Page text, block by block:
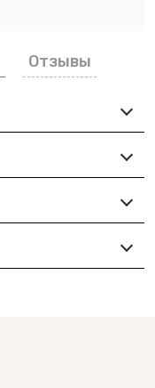
Отзывы